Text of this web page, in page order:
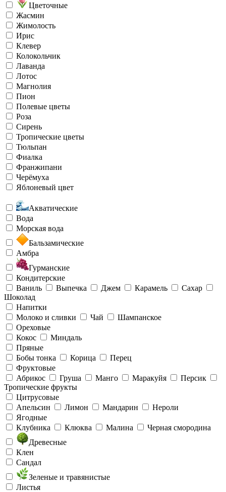
Цветочные
Жасмин
Жимолость
Ирис
Клевер
Колокольчик
Лаванда
Лотос
Магнолия
Пион
Полевые цветы
Роза
Сирень
Тропические цветы
Тюльпан
Фиалка
Франжипани
Черёмуха
Яблоневый цвет
Акватические
Вода
Морская вода
Бальзамические
Амбра
Гурманские
Кондитерские
Ваниль
Выпечка Джем Карамель
Сахар
Шоколад
Напитки
Молоко и сливки
Чай
Шампанское
Ореховые
Кокос
Миндаль
Пряные
Бобы тонка
Корица
Перец
Фруктовые
Абрикос
Груша Манго Маракуйя
Персик
Тропические фрукты
Цитрусовые
Апельсин
Лимон Мандарин
Нероли
Ягодные
Клубника
Клюква Малина
Черная смородина
Древесные
Клен
Сандал
Зеленые и травянистые
Листья